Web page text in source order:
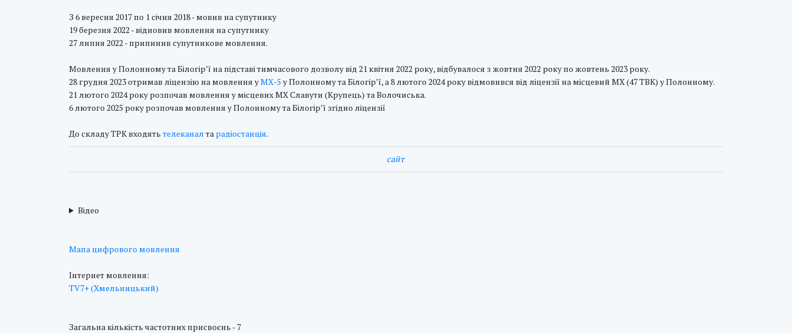
З 6 вересня 2017 по 1 січня 2018 - мовив на супутнику
19 березня 2022 - відновив мовлення на супутнику
27 липня 2022 - припинив супутникове мовлення.
Мовлення у Полонному та Білогір’ї на підставі тимчасового дозволу від 21 квітня 2022 року, відбувалося з жовтня 2022 року по жовтень 2023 року.
28 грудня 2023 отримав ліцензію на мовлення уМХ-5 у Полонному та Білогір’ї, а 8 лютого 2024 року відмовився від ліцензії на місцевий МХ (47 ТВК) у Полонному.
21 лютого 2024 року розпочав мовлення у місцевих МХ Славути (Крупець) та Волочиська.
6 лютого 2025 року розпочав мовлення у Полонному та Білогір’ї згідно ліцензії
До складу ТРК входять телеканал та радіостанція.
cайт
Відео
Мапа цифрового мовлення
Інтернет мовлення:
TV7+ (Хмельницький)
Загальна кількість частотних присвоєнь - 7